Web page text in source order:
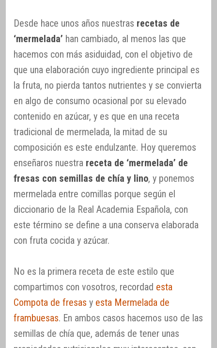
Desde hace unos años nuestras recetas de
‘mermelada’ han cambiado, al menos las que
hacemos con más asiduidad, con el objetivo de
que una elaboración cuyo ingrediente principal es
la fruta, no pierda tantos nutrientes y se convierta
en algo de consumo ocasional por su elevado
contenido en azúcar, y es que en una receta
tradicional de mermelada, la mitad de su
composición es este endulzante. Hoy queremos
enseñaros nuestra receta de ‘mermelada’ de
fresas con semillas de chía y lino, y ponemos
mermelada entre comillas porque según el
diccionario de la Real Academia Española, con
este término se define a una conserva elaborada
con fruta cocida y azúcar.
No es la primera receta de este estilo que
compartimos con vosotros, recordad esta
Compota de fresas y esta Mermelada de
frambuesas. En ambos casos hacemos uso de las
semillas de chía que, además de tener unas